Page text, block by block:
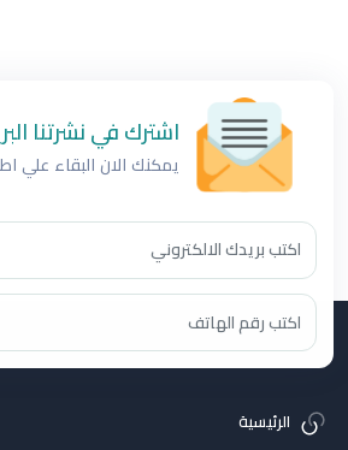
اشترك في نشرتنا
يمكنك الان البقاء علي
الرئيسية